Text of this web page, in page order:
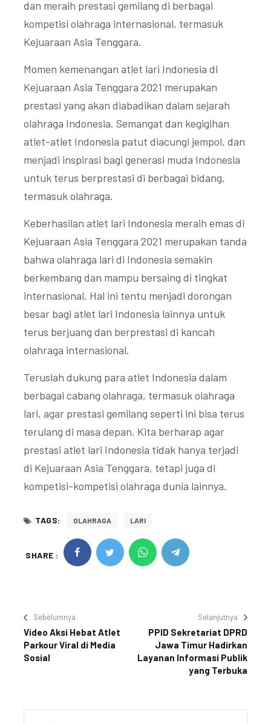
dan meraih prestasi gemilang di berbagai
kompetisi olahraga internasional, termasuk
Kejuaraan Asia Tenggara.
Momen kemenangan atlet lari Indonesia di
Kejuaraan Asia Tenggara 2021 merupakan
prestasi yang akan diabadikan dalam sejarah
olahraga Indonesia. Semangat dan kegigihan
atlet-atlet Indonesia patut diacungi jempol, dan
menjadi inspirasi bagi generasi muda Indonesia
untuk terus berprestasi di berbagai bidang,
termasuk olahraga.
Keberhasilan atlet lari Indonesia meraih emas di
Kejuaraan Asia Tenggara 2021 merupakan tanda
bahwa olahraga lari di Indonesia semakin
berkembang dan mampu bersaing di tingkat
internasional. Hal ini tentu menjadi dorongan
besar bagi atlet lari Indonesia lainnya untuk
terus berjuang dan berprestasi di kancah
olahraga internasional.
Teruslah dukung para atlet Indonesia dalam
berbagai cabang olahraga, termasuk olahraga
lari, agar prestasi gemilang seperti ini bisa terus
terulang di masa depan. Kita berharap agar
prestasi atlet lari Indonesia tidak hanya terjadi
di Kejuaraan Asia Tenggara, tetapi juga di
kompetisi-kompetisi olahraga dunia lainnya.
TAGS: OLAHRAGA LARI
SHARE :
Sebelumnya
Video Aksi Hebat Atlet
Parkour Viral di Media
Sosial
Selanjutnya
PPID Sekretariat DPRD
Jawa Timur Hadirkan
Layanan Informasi Publik
yang Terbuka